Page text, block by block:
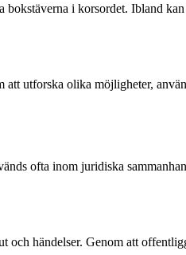
i korsordet. Ibland
utforska olika möjligheter,
ofta inom juridiska
händelser. Genom att